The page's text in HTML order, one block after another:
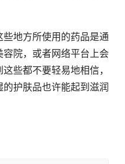
地方所使用的药品是通
院，或者网络平台上会
些都不要轻易地相信，
护肤品也许能起到滋润